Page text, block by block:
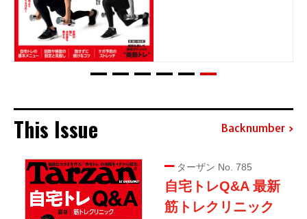
This Issue Backnumber
ターザン No. 785
自宅トレQ&A 最新
筋トレクリニック